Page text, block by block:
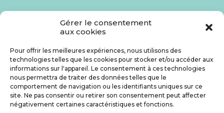
Gérer le consentement
aux cookies
Pour offrir les meilleures expériences, nous utilisons des
technologies telles que les cookies pour stocker et/ou accéder aux
informations sur l'appareil. Le consentement à ces technologies
nous permettra de traiter des données telles que le
comportement de navigation ou les identifiants uniques sur ce
site. Ne pas consentir ou retirer son consentement peut affecter
négativement certaines caractéristiques et fonctions.
Une question ? Une réservation ?
04 83 43 11 15
contact@souffle320.fr
9 chemin du Mont Gibaou
Les Côteaux du Bregadan
13260 Cassis